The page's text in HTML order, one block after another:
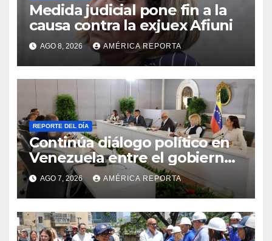
Medida judicial pone fin a la
causa contra la exjuex Afiuni
AGO 8, 2026 AMÉRICA REPORTA
REPORTE DEL DÍA
Continúa diálogo político en
Venezuela entre el gobierno
y la oposición
AGO 7, 2026 AMÉRICA REPORTA